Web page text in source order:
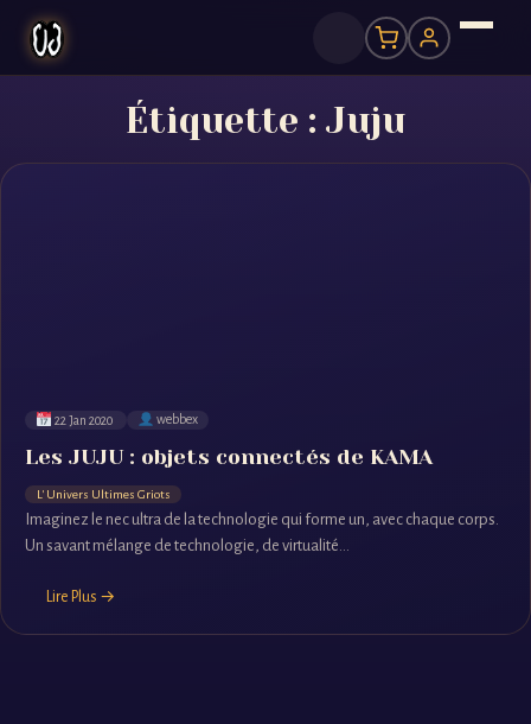
Étiquette : Juju
22 Jan 2020 webbex
Les JUJU : objets connectés de KAMA
L' Univers Ultimes Griots
Imaginez le nec ultra de la technologie qui forme un, avec chaque corps.
Un savant mélange de technologie, de virtualité...
Lire Plus →